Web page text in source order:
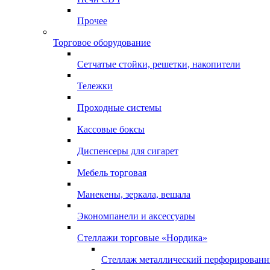
Прочее
Торговое оборудование
Сетчатые стойки, решетки, накопители
Тележки
Проходные системы
Кассовые боксы
Диспенсеры для сигарет
Мебель торговая
Манекены, зеркала, вешала
Экономпанели и аксессуары
Стеллажи торговые «Нордика»
Стеллаж металлический